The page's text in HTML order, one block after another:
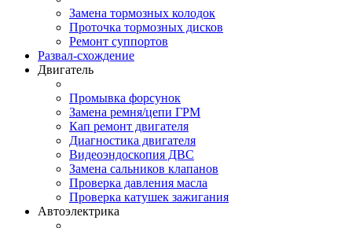
Замена тормозных колодок
Проточка тормозных дисков
Ремонт суппортов
Развал-схождение
Двигатель
Промывка форсунок
Замена ремня/цепи ГРМ
Кап ремонт двигателя
Диагностика двигателя
Видеоэндоскопия ДВС
Замена сальников клапанов
Проверка давления масла
Проверка катушек зажигания
Автоэлектрика